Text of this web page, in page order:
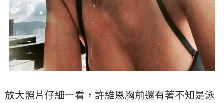
放大照片仔細一看，許維恩胸前還有著不知是泳